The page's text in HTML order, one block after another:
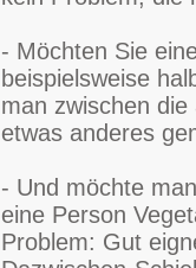
- Möchten Sie
beispielsweise
man zwischen
etwas anderes
- Und möchte
eine Person
Problem: Gut